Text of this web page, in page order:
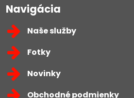
Navigácia
Naše služby
Fotky
Novinky
Obchodné podmienky